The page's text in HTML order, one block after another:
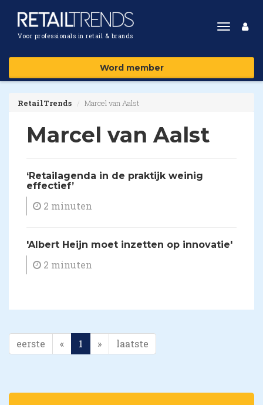
Voor professionals in retail & brands
Toggle
Word member
RetailTrends Marcel van Aalst
Marcel van Aalst
‘Retailagenda in de praktijk weinig
effectief’
2 minuten
'Albert Heijn moet inzetten op innovatie'
2 minuten
eerste « 1 » laatste